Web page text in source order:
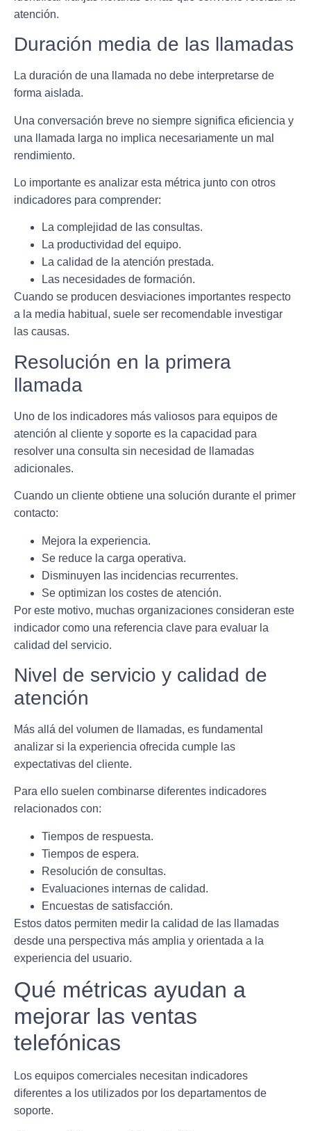
atención.
Duración media de las llamadas
La duración de una llamada no debe interpretarse de
forma aislada.
Una conversación breve no siempre significa eficiencia y
una llamada larga no implica necesariamente un mal
rendimiento.
Lo importante es analizar esta métrica junto con otros
indicadores para comprender:
La complejidad de las consultas.
La productividad del equipo.
La calidad de la atención prestada.
Las necesidades de formación.
Cuando se producen desviaciones importantes respecto
a la media habitual, suele ser recomendable investigar
las causas.
Resolución en la primera
llamada
Uno de los indicadores más valiosos para equipos de
atención al cliente y soporte es la capacidad para
resolver una consulta sin necesidad de llamadas
adicionales.
Cuando un cliente obtiene una solución durante el primer
contacto:
Mejora la experiencia.
Se reduce la carga operativa.
Disminuyen las incidencias recurrentes.
Se optimizan los costes de atención.
Por este motivo, muchas organizaciones consideran este
indicador como una referencia clave para evaluar la
calidad del servicio.
Nivel de servicio y calidad de
atención
Más allá del volumen de llamadas, es fundamental
analizar si la experiencia ofrecida cumple las
expectativas del cliente.
Para ello suelen combinarse diferentes indicadores
relacionados con:
Tiempos de respuesta.
Tiempos de espera.
Resolución de consultas.
Evaluaciones internas de calidad.
Encuestas de satisfacción.
Estos datos permiten medir la calidad de las llamadas
desde una perspectiva más amplia y orientada a la
experiencia del usuario.
Qué métricas ayudan a
mejorar las ventas
telefónicas
Los equipos comerciales necesitan indicadores
diferentes a los utilizados por los departamentos de
soporte.